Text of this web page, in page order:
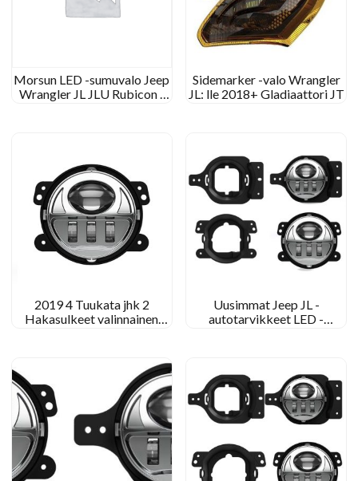
Morsun LED -sumuvalo Jeep
Wrangler JL JLU Rubicon -
Sidemarker -valo Wrangler
JL: lle 2018+ Gladiaattori JT
2019 4 Tuukata jhk 2
Hakasulkeet valinnainen
Uusimmat Jeep JL -
autotarvikkeet LED -